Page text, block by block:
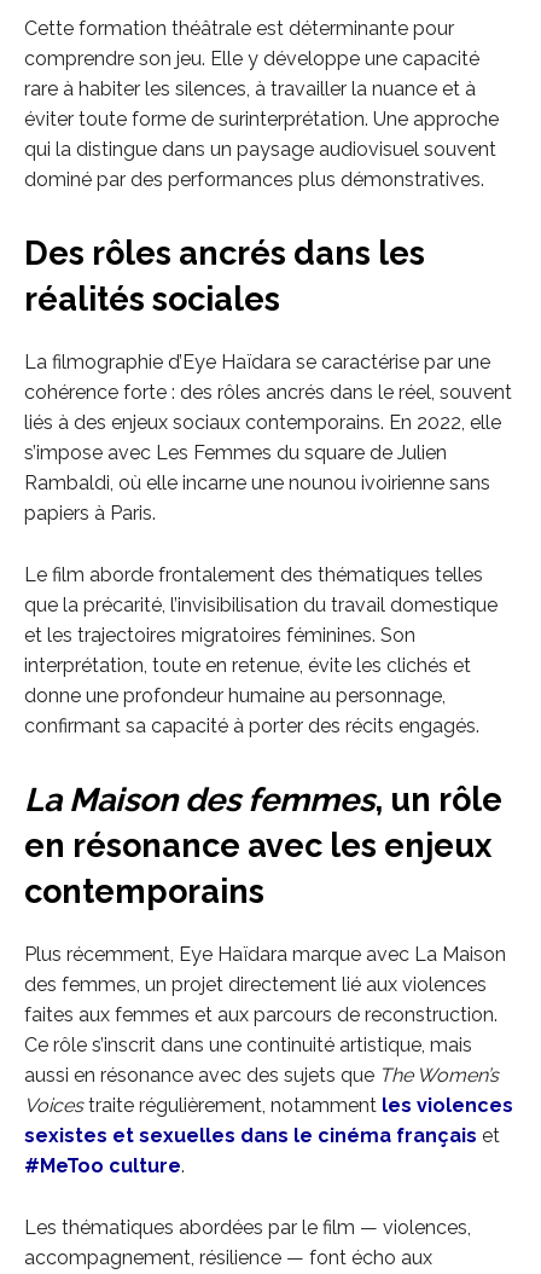
Cette formation théâtrale est déterminante pour
comprendre son jeu. Elle y développe une capacité
rare à habiter les silences, à travailler la nuance et à
éviter toute forme de surinterprétation. Une approche
qui la distingue dans un paysage audiovisuel souvent
dominé par des performances plus démonstratives.
Des rôles ancrés dans les
réalités sociales
La filmographie d’Eye Haïdara se caractérise par une
cohérence forte : des rôles ancrés dans le réel, souvent
liés à des enjeux sociaux contemporains. En 2022, elle
s’impose avec Les Femmes du square de Julien
Rambaldi, où elle incarne une nounou ivoirienne sans
papiers à Paris.
Le film aborde frontalement des thématiques telles
que la précarité, l’invisibilisation du travail domestique
et les trajectoires migratoires féminines. Son
interprétation, toute en retenue, évite les clichés et
donne une profondeur humaine au personnage,
confirmant sa capacité à porter des récits engagés.
La Maison des femmes, un rôle
en résonance avec les enjeux
contemporains
Plus récemment, Eye Haïdara marque avec La Maison
des femmes, un projet directement lié aux violences
faites aux femmes et aux parcours de reconstruction.
Ce rôle s’inscrit dans une continuité artistique, mais
aussi en résonance avec des sujets que The Women’s
Voicestraite régulièrement, notamment les violences
sexistes et sexuelles dans le cinéma français et
#MeToo culture.
Les thématiques abordées par le film — violences,
accompagnement, résilience — font écho aux